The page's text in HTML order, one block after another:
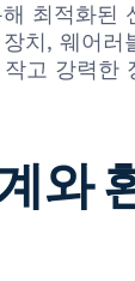
최적화된
치, 웨어
고 강력한
와